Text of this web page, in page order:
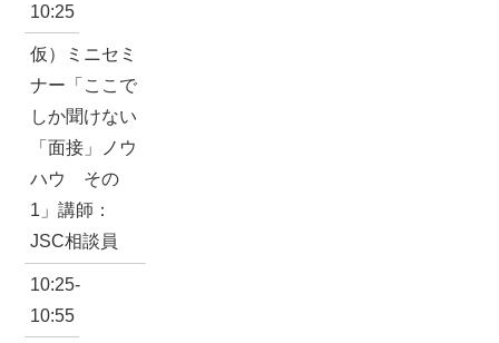
10:25
仮）ミニセミ
ナー「ここで
しか聞けない
「面接」ノウ
ハウ その
1」講師：
JSC相談員
10:25-
10:55